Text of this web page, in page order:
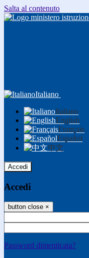
Salta al contenuto
Italiano
Italiano
English
Français
Español
中文
Accedi
Accedi
button close ×
Password dimenticata?